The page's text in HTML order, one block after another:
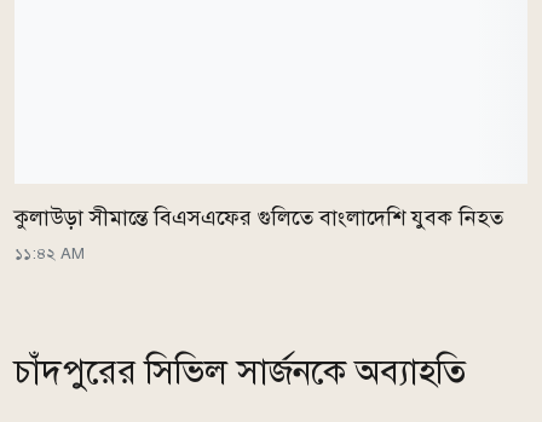
কুলাউড়া সীমান্তে বিএসএফের গুলিতে বাংলাদেশি যুবক নিহত
১১:৪২ AM
চাঁদপুরের সিভিল সার্জনকে অব্যাহতি